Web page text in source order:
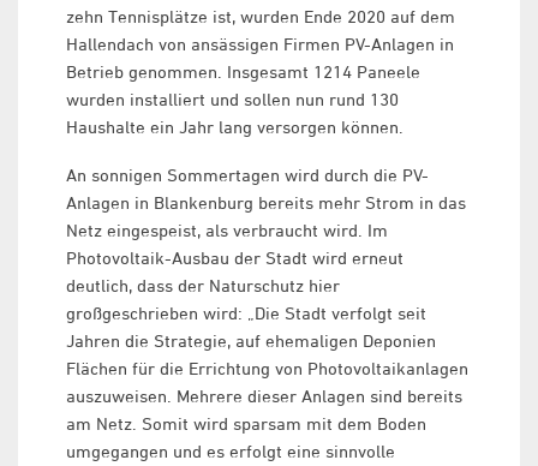
zehn Tennisplätze ist, wurden Ende 2020 auf dem
Hallendach von ansässigen Firmen PV-Anlagen in
Betrieb genommen. Insgesamt 1214 Paneele
wurden installiert und sollen nun rund 130
Haushalte ein Jahr lang versorgen können.
An sonnigen Sommertagen wird durch die PV-
Anlagen in Blankenburg bereits mehr Strom in das
Netz eingespeist, als verbraucht wird. Im
Photovoltaik-Ausbau der Stadt wird erneut
deutlich, dass der Naturschutz hier
großgeschrieben wird: „Die Stadt verfolgt seit
Jahren die Strategie, auf ehemaligen Deponien
Flächen für die Errichtung von Photovoltaikanlagen
auszuweisen. Mehrere dieser Anlagen sind bereits
am Netz. Somit wird sparsam mit dem Boden
umgegangen und es erfolgt eine sinnvolle